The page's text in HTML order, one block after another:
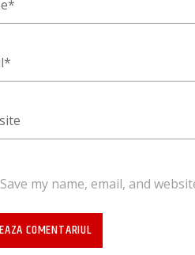
Save my name, email, and